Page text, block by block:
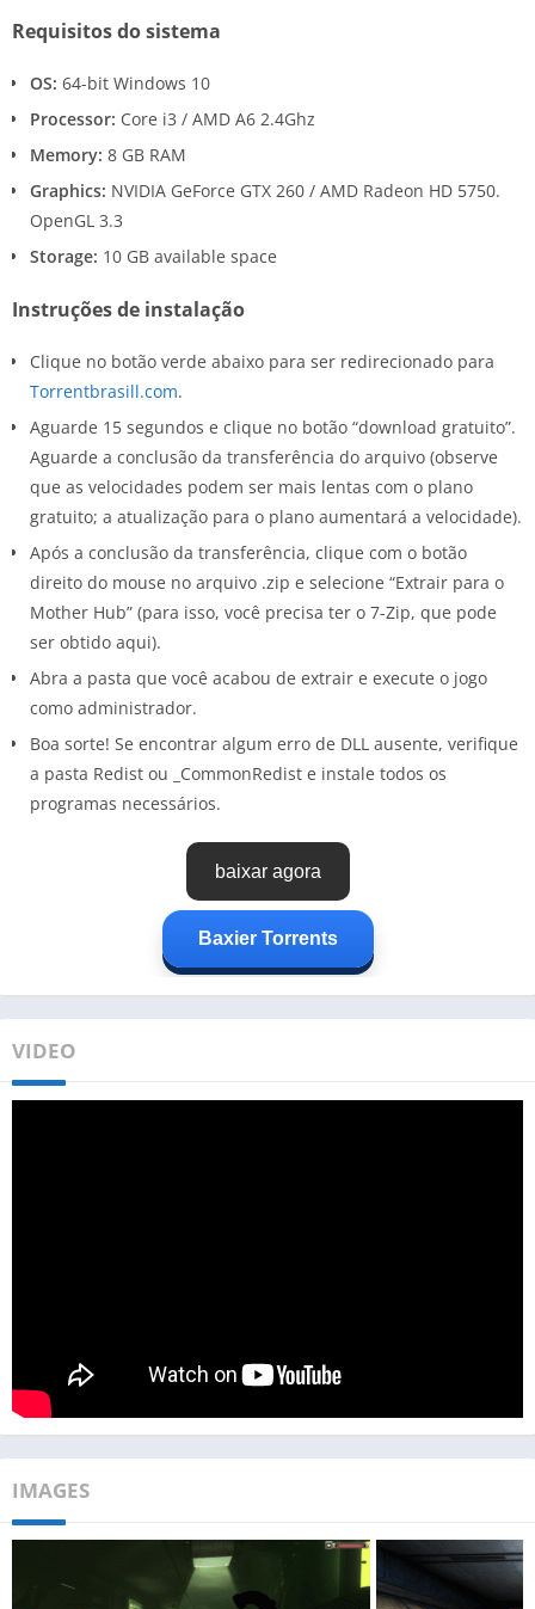
Requisitos do sistema
OS: 64-bit Windows 10
Processor: Core i3 / AMD A6 2.4Ghz
Memory: 8 GB RAM
Graphics: NVIDIA GeForce GTX 260 / AMD Radeon HD 5750.
OpenGL 3.3
Storage: 10 GB available space
Instruções de instalação
Clique no botão verde abaixo para ser redirecionado para
Torrentbrasill.com.
Aguarde 15 segundos e clique no botão “download gratuito”.
Aguarde a conclusão da transferência do arquivo (observe
que as velocidades podem ser mais lentas com o plano
gratuito; a atualização para o plano aumentará a velocidade).
Após a conclusão da transferência, clique com o botão
direito do mouse no arquivo .zip e selecione “Extrair para o
Mother Hub” (para isso, você precisa ter o 7-Zip, que pode
ser obtido aqui).
Abra a pasta que você acabou de extrair e execute o jogo
como administrador.
Boa sorte! Se encontrar algum erro de DLL ausente, verifique
a pasta Redist ou _CommonRedist e instale todos os
programas necessários.
baixar agora
Baxier Torrents
VIDEO
IMAGES